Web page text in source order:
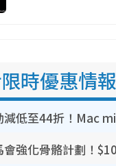
時優惠情報